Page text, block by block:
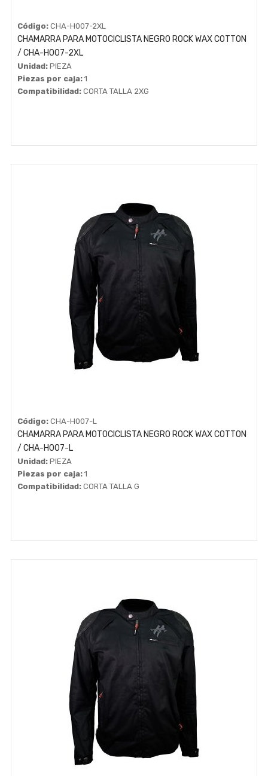
Código:CHA-H007-2XL
CHAMARRA PARA MOTOCICLISTA NEGRO ROCK WAX COTTON
/ CHA-H007-2XL
Unidad: PIEZA
Piezas por caja: 1
Compatibilidad: CORTA TALLA 2XG
Código:CHA-H007-L
CHAMARRA PARA MOTOCICLISTA NEGRO ROCK WAX COTTON
/ CHA-H007-L
Unidad: PIEZA
Piezas por caja: 1
Compatibilidad: CORTA TALLA G